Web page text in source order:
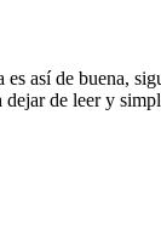
así de buena,
de leer y